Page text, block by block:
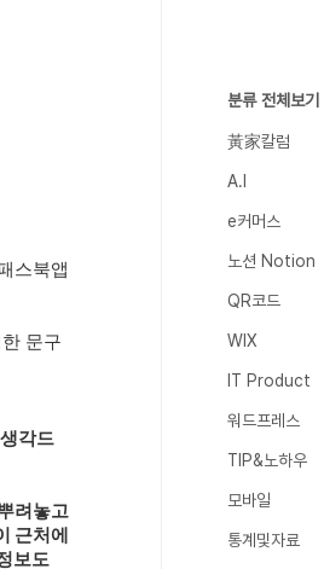
스북앱
문구
각드
려놓고
근처에
보도
분류 전체보기
黃家칼럼
A.I
e커머스
노션 Notion
QR코드
WIX
IT Product
워드프레스
TIP&노하우
모바일
통계및자료